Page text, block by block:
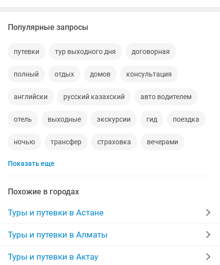
Популярные запросы
путевки тур выходного дня договорная
полный отдых домов консультация
английски русский казахский авто водителем
отель выходные экскурсии гид поездка
ночью трансфер страховка вечерами
1 тенге грузия
крым джип столова
кафе бар одежду палатка
еду броня горно
Показать еще
Похожие в городах
Туры и путевки в Астане
Туры и путевки в Алматы
Туры и путевки в Актау